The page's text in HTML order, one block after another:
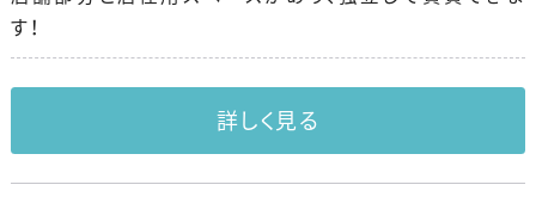
す！
詳しく見る